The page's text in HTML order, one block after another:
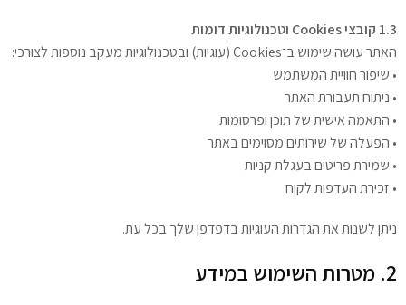
1.3 קובצי Cookies וטכנולוגיות דומות
האתר עושה שימוש ב־Cookies (עוגיות) ובטכנולוגיות מעקב נוספות לצורכי:
• שיפור חוויית המשתמש
• ניתוח תעבורת האתר
• התאמה אישית של תוכן ופרסומות
• הפעלה של שירותים מסוימים באתר
• שמירת פריטים בעגלת קניות
• זכירת העדפות לקוח
ניתן לשנות את הגדרות העוגיות בדפדפן שלך בכל עת.
2. מטרות השימוש במידע